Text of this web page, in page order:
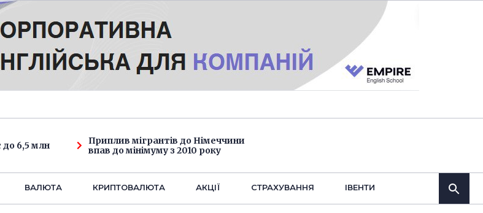
6,5 млн
Приплив мігрантів до Німеччини
впав до мінімуму з 2010 року
ВАЛЮТА КРИПТОВАЛЮТА АКЦІЇ СТРАХУВАННЯ IВЕНТИ